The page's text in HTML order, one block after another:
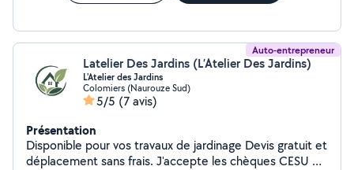
Auto-entrepreneur
Latelier Des Jardins (L’Atelier Des Jardins)
L'Atelier des Jardins
Colomiers (Naurouze Sud)
5/5 (7 avis)
Présentation
Disponible pour vos travaux de jardinage Devis gratuit et
déplacement sans frais. J'accepte les chèques CESU et